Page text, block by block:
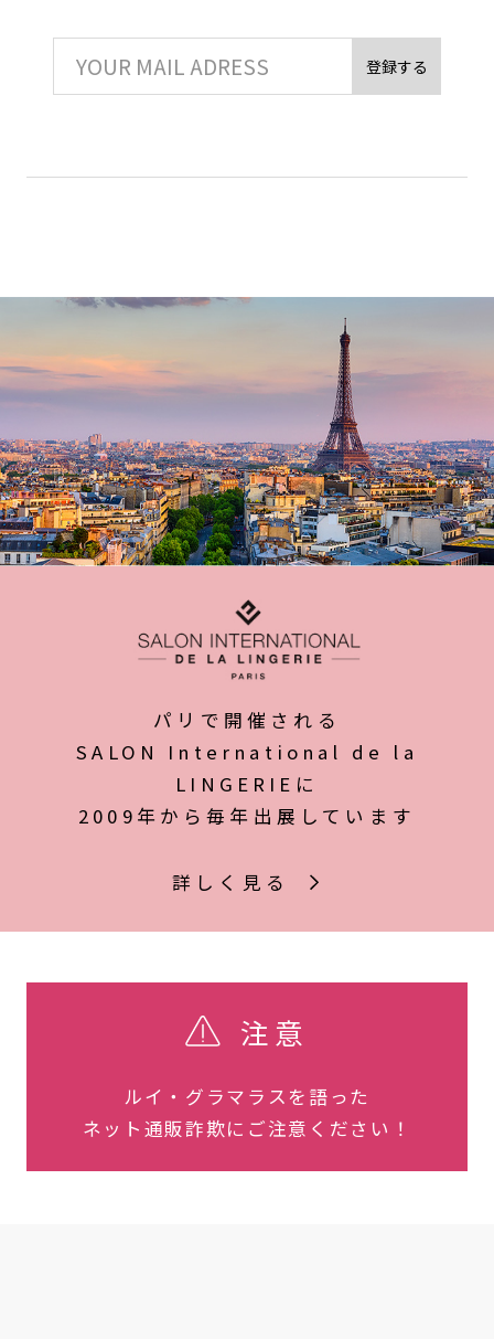
登録する
パリで開催される
SALON International de la
LINGERIEに
2009年から毎年出展しています
詳しく見る
注意
ルイ・グラマラスを語った
ネット通販詐欺にご注意ください！